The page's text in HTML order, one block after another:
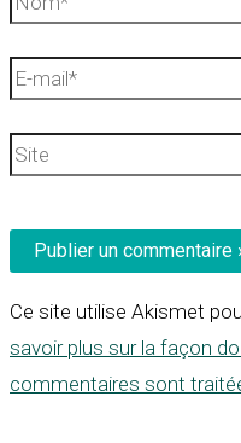
E-
Site
Ce site utilise Akismet
savoir plus sur la façon
commentaires sont